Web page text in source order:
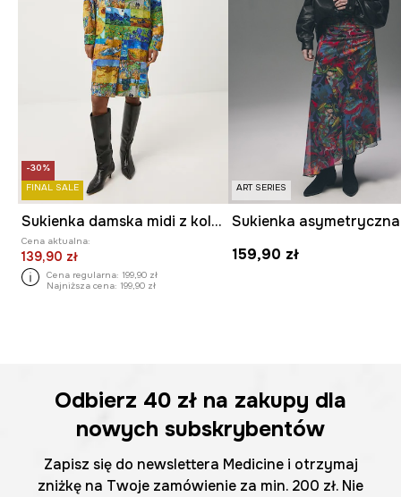
-30%
FINAL SALE
Sukienka damska midi z kolekcji Eviva L'arte
Cena aktualna:
139,90 zł
Cena regularna: 199,90 zł
Najniższa cena: 199,90 zł
ART SERIES
159,90 zł
Odbierz 40 zł na zakupy dla
nowych subskrybentów
Zapisz się do newslettera Medicine i otrzymaj
zniżkę na Twoje zamówienie za min. 200 zł. Nie